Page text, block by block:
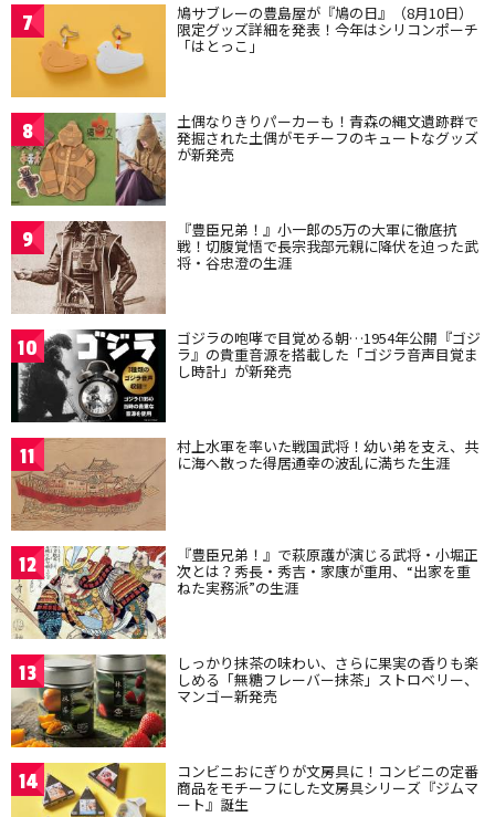
7 鳩サブレーの豊島屋が『鳩の日』（8月10日）
限定グッズ詳細を発表！今年はシリコンポーチ
「はとっこ」
8 土偶なりきりパーカーも！青森の縄文遺跡群で
発掘された土偶がモチーフのキュートなグッズ
が新発売
9 『豊臣兄弟！』小一郎の5万の大軍に徹底抗
戦！切腹覚悟で長宗我部元親に降伏を迫った武
将・谷忠澄の生涯
10 ゴジラの咆哮で目覚める朝…1954年公開『ゴジ
ラ』の貴重音源を搭載した「ゴジラ音声目覚ま
し時計」が新発売
11 村上水軍を率いた戦国武将！幼い弟を支え、共
に海へ散った得居通幸の波乱に満ちた生涯
12 『豊臣兄弟！』で萩原護が演じる武将・小堀正
次とは？秀長・秀吉・家康が重用、“出家を重
ねた実務派”の生涯
13 しっかり抹茶の味わい、さらに果実の香りも楽
しめる「無糖フレーバー抹茶」ストロベリー、
マンゴー新発売
14 コンビニおにぎりが文房具に！コンビニの定番
商品をモチーフにした文房具シリーズ『ジムマ
ート』誕生